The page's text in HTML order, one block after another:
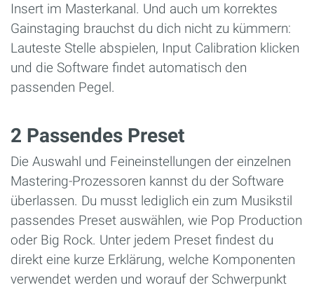
Insert im Masterkanal. Und auch um korrektes
Gainstaging brauchst du dich nicht zu kümmern:
Lauteste Stelle abspielen, Input Calibration klicken
und die Software findet automatisch den
passenden Pegel.
2 Passendes Preset
Die Auswahl und Feineinstellungen der einzelnen
Mastering-Prozessoren kannst du der Software
überlassen. Du musst lediglich ein zum Musikstil
passendes Preset auswählen, wie Pop Production
oder Big Rock. Unter jedem Preset findest du
direkt eine kurze Erklärung, welche Komponenten
verwendet werden und worauf der Schwerpunkt